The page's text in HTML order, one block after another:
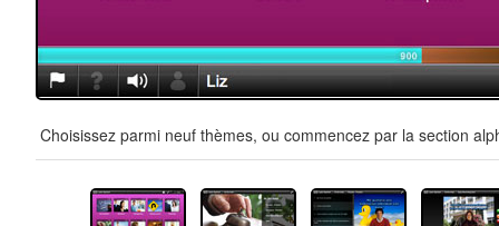
Choisissez parmi neuf thèmes, ou commencez par la section